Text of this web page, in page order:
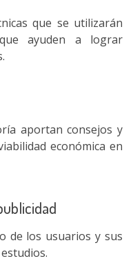
que se utilizarán
ayuden a lograr
aportan consejos y
económica en
de los usuarios y sus